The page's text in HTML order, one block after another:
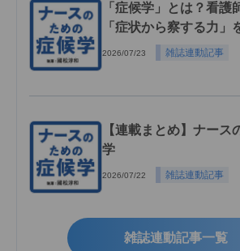
「症候学」とは？看護
「症状から察する力」
2026/07/23 雑誌連動記事
【連載まとめ】ナース
学
2026/07/22 雑誌連動記事
雑誌連動記事一覧